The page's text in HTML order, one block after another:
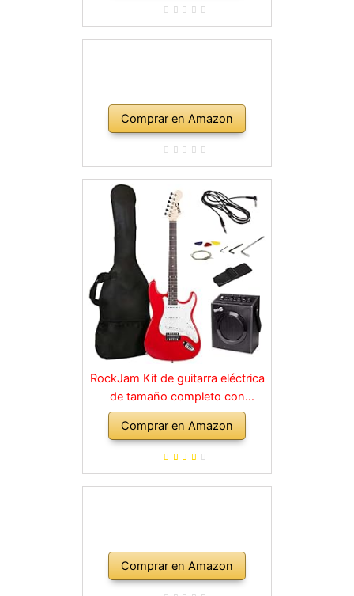
Comprar en Amazon
RockJam Kit de guitarra eléctrica
de tamaño completo con
amplificador de 10 vatios, clases,
correa, bolsa de transporte,
púas, golpe, plomo y cuerdas de
Comprar en Amazon
Comprar en Amazon